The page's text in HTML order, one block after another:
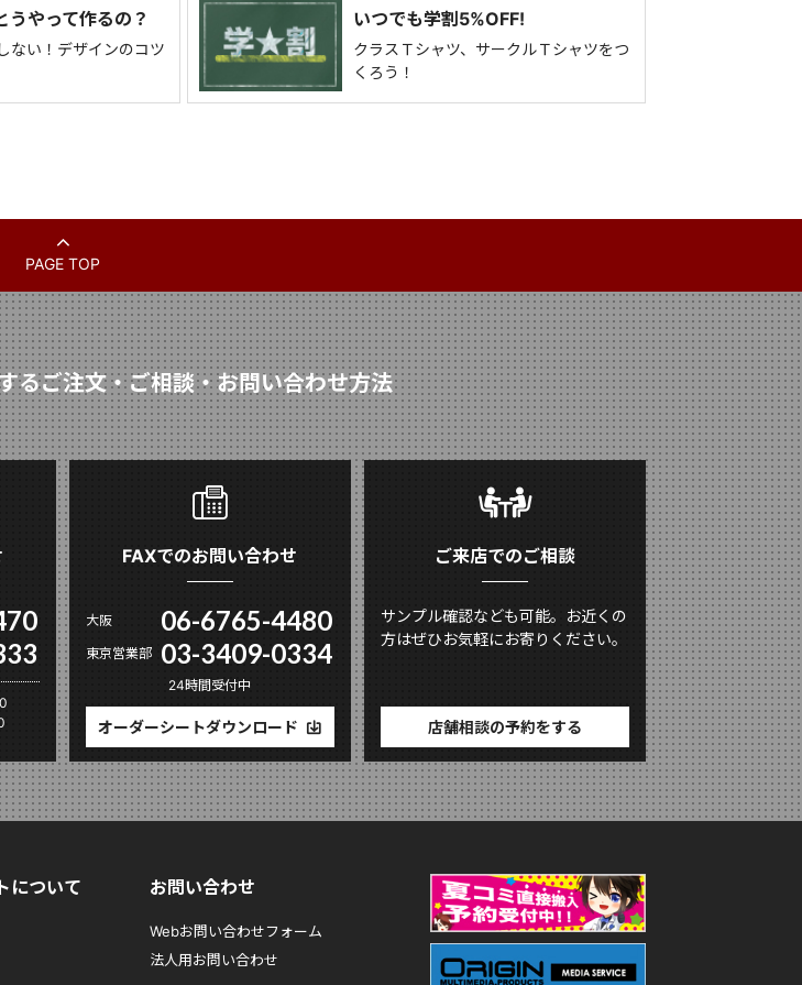
うやって作るの？
ない！デザインのコツ
いつでも学割5%OFF!
クラスＴシャツ、サークルＴシャツをつ
くろう！
PAGE TOP
るご注文・ご相談・お問い合わせ方法
FAXでのお問い合わせ
大阪 06-6765-4480
東京営業部 03-3409-0334
24時間受付中
オーダーシートダウンロード
ご来店でのご相談
サンプル確認なども可能。お近くの
方はぜひお気軽にお寄りください。
店舗相談の予約をする
について お問い合わせ
Webお問い合わせフォーム
法人用お問い合わせ